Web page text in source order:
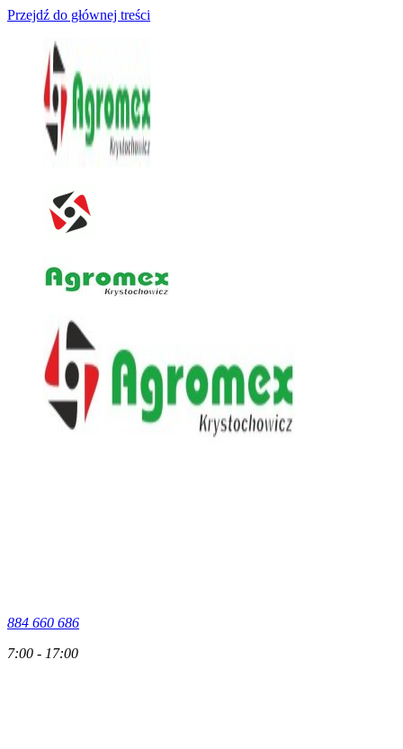
Przejdź do głównej treści
884 660 686
7:00 - 17:00